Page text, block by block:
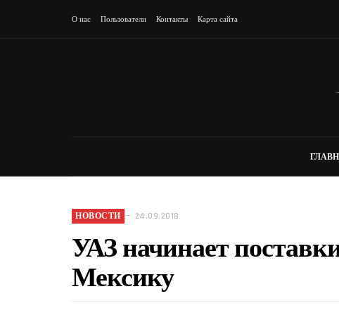
О нас Пользователи Контакты Карта сайта
НОВОСТИ 24.09.2018
УАЗ начинает
Мексику
На сайте АвтоВыкуп
кредитных авто по